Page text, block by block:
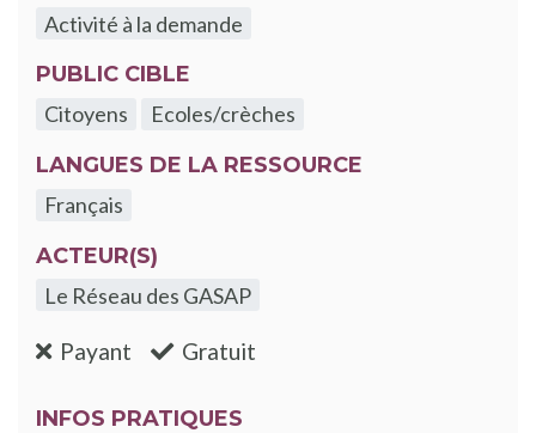
Activité à la demande
PUBLIC CIBLE
Citoyens
Ecoles/crèches
LANGUES DE LA RESSOURCE
Français
ACTEUR(S)
Le Réseau des GASAP
Payant :non Gratuit
INFOS PRATIQUES